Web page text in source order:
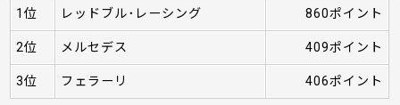
1位 レッドブル･レーシング 860ポイント
2位 メルセデス 409ポイント
3位 フェラーリ 406ポイント